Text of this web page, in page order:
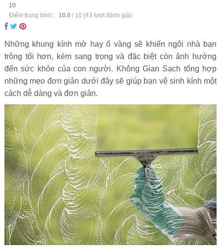
10
Điểm trung bình:
10.0 / 10 (43 lượt đánh giá)
Những khung kính mờ hay ố vàng sẽ khiến ngôi nhà bạn
trông tối hơn, kém sang trọng và đặc biệt còn ảnh hưởng
đến sức khỏe của con người. Không Gian Sạch tổng hợp
những mẹo đơn giản dưới đây sẽ giúp bạn vệ sinh kính một
cách dễ dàng và đơn giản.